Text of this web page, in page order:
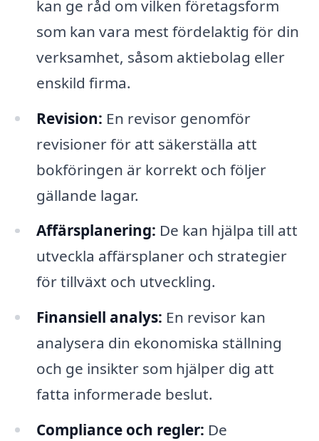
kan ge råd om vilken företagsform
som kan vara mest fördelaktig för din
verksamhet, såsom aktiebolag eller
enskild firma.
Revision: En revisor genomför
revisioner för att säkerställa att
bokföringen är korrekt och följer
gällande lagar.
Affärsplanering: De kan hjälpa till att
utveckla affärsplaner och strategier
för tillväxt och utveckling.
Finansiell analys: En revisor kan
analysera din ekonomiska ställning
och ge insikter som hjälper dig att
fatta informerade beslut.
Compliance och regler: De